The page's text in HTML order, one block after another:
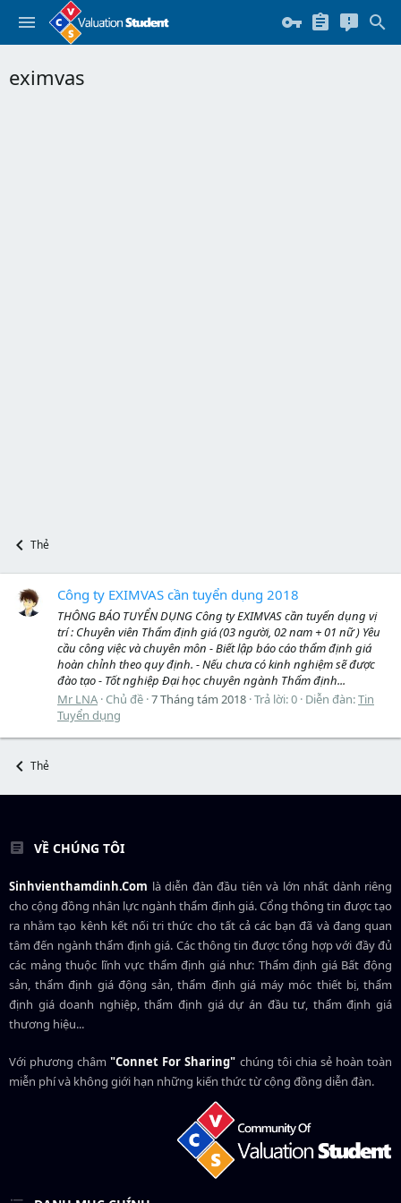
eximvas
Thẻ
Công ty EXIMVAS cần tuyển dụng 2018
THÔNG BÁO TUYỂN DỤNG Công ty EXIMVAS cần tuyển dụng vị
trí : Chuyên viên Thẩm định giá (03 người, 02 nam + 01 nữ ) Yêu
cầu công việc và chuyên môn - Biết lập báo cáo thẩm định giá
hoàn chỉnh theo quy định. - Nếu chưa có kinh nghiệm sẽ được
đào tạo - Tốt nghiệp Đại học chuyên ngành Thẩm định...
Mr LNA Chủ đề 7 Tháng tám 2018 Trả lời: 0 Diễn đàn:Tin
Tuyển dụng
Thẻ
VỀ CHÚNG TÔI
Sinhvienthamdinh.Com là diễn đàn đầu tiên và lớn nhất dành riêng
cho cộng đồng nhân lực ngànhthẩm định giá. Cổng thông tin được tạo
ra nhằm tạo kênh kết nối tri thức cho tất cả các bạn đã và đang quan
tâm đến ngành thẩm định giá. Các thông tin được tổng hợp với đầy đủ
các mảng thuộc lĩnh vực thẩm định giá như: Thẩm định giá Bất động
sản, thẩm định giá động sản, thẩm định giá máy móc thiết bị, thẩm
định giá doanh nghiệp, thẩm định giá dự án đầu tư, thẩm định giá
thương hiệu...
Với phương châm"Connet For Sharing" chúng tôi chia sẻ hoàn toàn
miễn phí và không giới hạn những kiến thức từ cộng đồng diễn đàn.